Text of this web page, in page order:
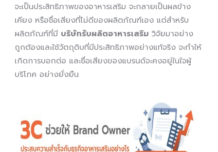
จะเป็นประสิทธิภาพของอาหารเสริม จะกลายเป็นผลข้าง
เคียง หรือชื่อเสียงที่ไม่ดีของผลิตภัณฑ์เอง แต่สำหรับ
ผลิตภัณฑ์ที่มี บริษัทรับผลิตอาหารเสริม วิจัยมาอย่าง
ถูกต้องและใช้วัตถุดิบที่มีประสิทธิภาพอย่างแท้จริง จะทำให้
เกิดการบอกต่อ และชื่อเสียงของแบรนด์จะคงอยู่ในใจผู้
บริโภค อย่างยั่งยืน